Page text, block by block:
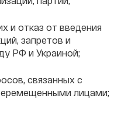
и отказ от введения
запретов и
РФ и Украиной;
связанных с
лицами;